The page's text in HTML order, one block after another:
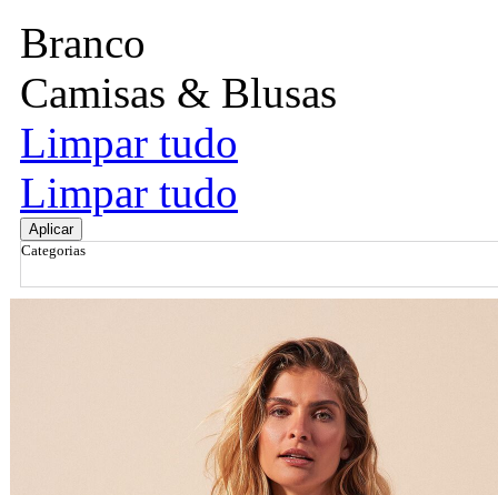
Branco
Camisas & Blusas
Limpar tudo
Limpar tudo
Aplicar
Categorias
Nome do Produto A - Z
Nome do Produto Z - A